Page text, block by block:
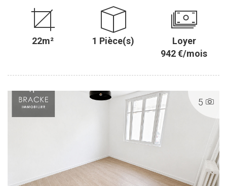
22m² 1 Pièce(s)
Loyer
942 €/mois
5